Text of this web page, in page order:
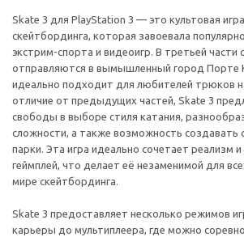
Skate 3 для PlayStation 3 — это культовая
скейтбординга, которая завоевала
экстрим-спорта и видеоигр. В третьей части
отправляются в вымышленный город Порте
идеально подходит для любителей трюков
отличие от предыдущих частей, Skate 3
свободы в выборе стиля катания,
сложности, а также возможность создавать
парки. Эта игра идеально сочетает реализм
геймплей, что делает её незаменимой для
мире скейтбординга.
Skate 3 предоставляет несколько режимов
карьеры до мультиплеера, где можно